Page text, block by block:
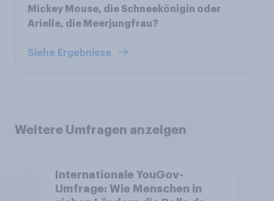
Mickey Mouse, die Schneekönigin oder
Arielle, die Meerjungfrau?
Siehe Ergebnisse
Weitere Umfragen anzeigen
Internationale YouGov-
Umfrage: Wie Menschen in